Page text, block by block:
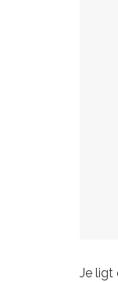
Je ligt